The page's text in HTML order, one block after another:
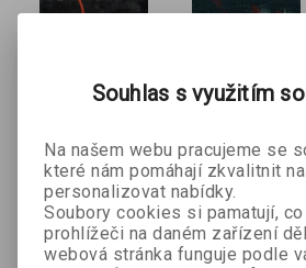
střetávat, bude uzavření portálu, který
Tam uvnitř
Honza Vojtíšek
269 Kč 299 Kč
Mrtvé ženy
Martin Štefko
224 Kč 249 Kč
Souhlas s využitím
Na našem webu pracujeme se
které nám pomáhají zkvalitnit
personalizovat nabídky.
Soubory cookies si pamatují,
prohlížeči na daném zařízení
webová stránka funguje podle